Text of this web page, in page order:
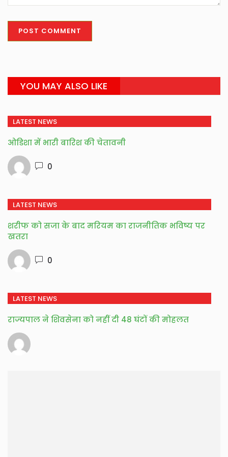
YOU MAY ALSO LIKE
LATEST NEWS
ओडिशा में भारी बारिश की चेतावनी
0
LATEST NEWS
शरीफ को सजा के बाद मरियम का राजनीतिक भविष्य पर
खतरा
0
LATEST NEWS
राज्यपाल ने शिवसेना को नहीं दी 48 घंटों की मोहलत